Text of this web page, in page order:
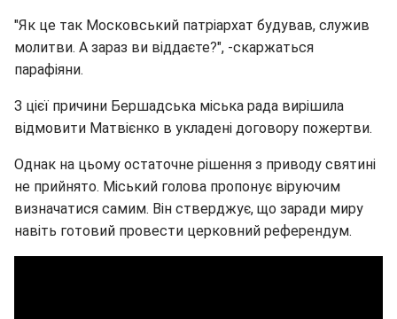
"Як це так Московський патріархат будував, служив
молитви. А зараз ви віддаєте?", -скаржаться
парафіяни.
З цієї причини Бершадська міська рада вирішила
відмовити Матвієнко в укладені договору пожертви.
Однак на цьому остаточне рішення з приводу святині
не прийнято. Міський голова пропонує віруючим
визначатися самим. Він стверджує, що заради миру
навіть готовий провести церковний референдум.